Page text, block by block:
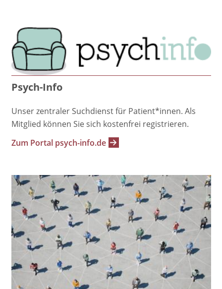
Psych-Info
Unser zentraler Suchdienst für Patient*innen. Als
Mitglied können Sie sich kostenfrei registrieren.
Zum Portal psych-info.de